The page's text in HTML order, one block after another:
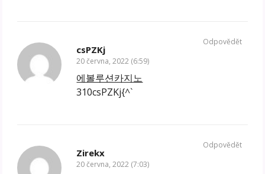
csPZKj
20 června, 2022 (6:59)
에볼루션카지노
310csPZKj{^`
Odpovědět
Zirekx
20 června, 2022 (7:03)
Odpovědět